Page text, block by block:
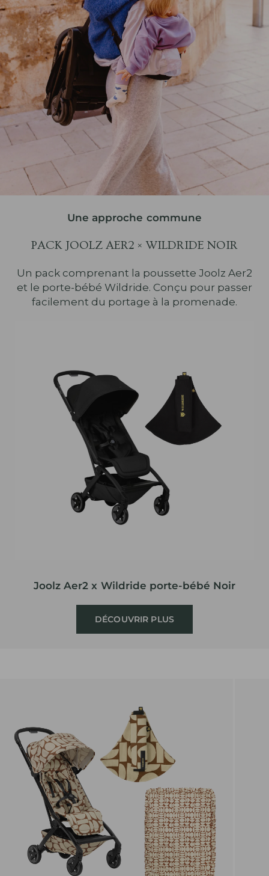
Une approche commune
PACK JOOLZ AER2 × WILDRIDE NOIR
Un pack comprenant la poussette Joolz Aer2
et le porte-bébé Wildride. Conçu pour passer
facilement du portage à la promenade.
Joolz Aer2 x Wildride porte-bébé Noir
DÉCOUVRIR PLUS